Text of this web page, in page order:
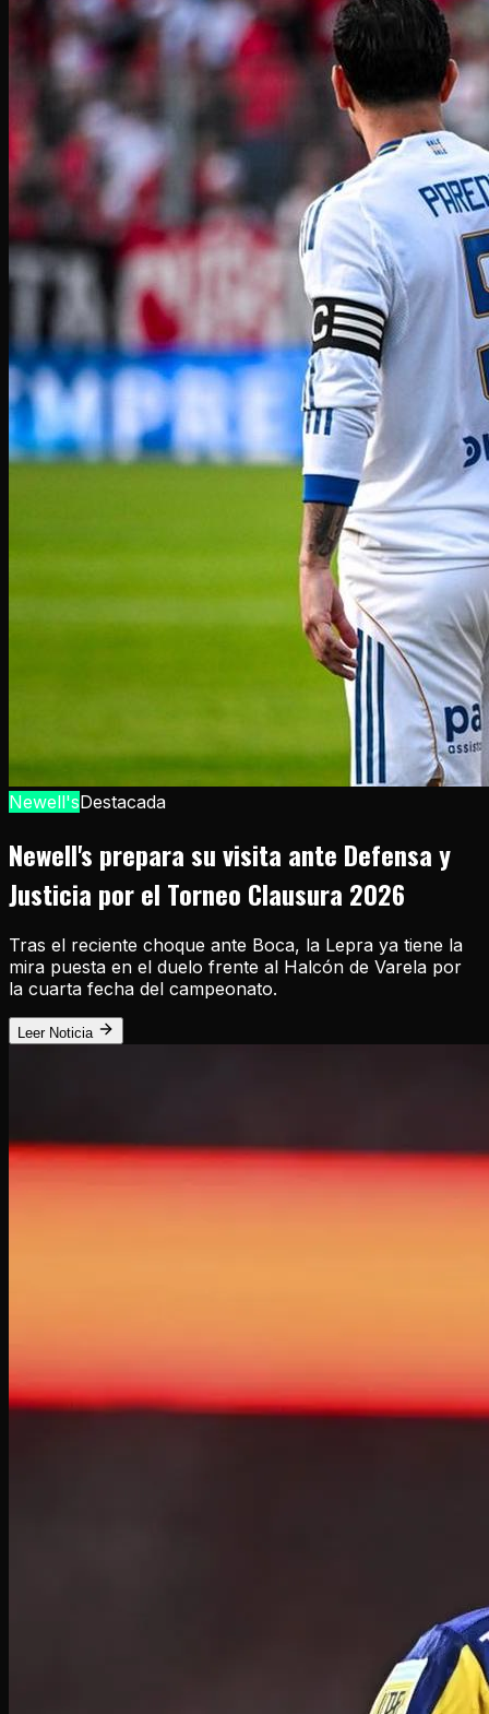
Newell'sDestacada
Newell's prepara su visita ante Defensa y
Justicia por el Torneo Clausura 2026
Tras el reciente choque ante Boca, la Lepra ya tiene la
mira puesta en el duelo frente al Halcón de Varela por
la cuarta fecha del campeonato.
Leer Noticia